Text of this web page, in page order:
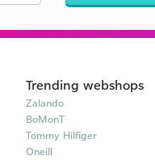
Trending webshops
Zalando
BoMonT
Tommy Hilfiger
Oneill